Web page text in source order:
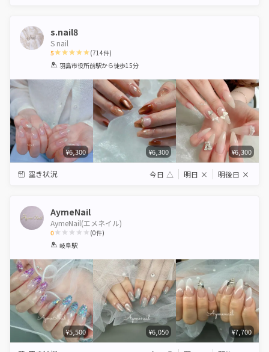
s.nail8
S nail
5
1 2 3 4 5
(714件)
羽島市役所前駅から徒歩15分
¥6,300 ¥6,300 ¥6,300
空き状況 今日 △ 明日 × 明後日 ×
AymeNail
AymeNail(エメネイル)
0
1 2 3 4
(0件)
岐阜駅
¥5,500 ¥6,050 ¥7,700